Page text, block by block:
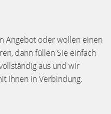
Angebot oder wollen einen
dann füllen Sie einfach
aus und wir
Ihnen in Verbindung.